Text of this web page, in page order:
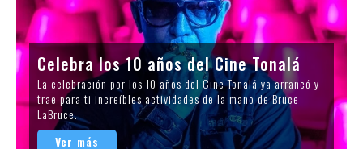
Celebra los 10 años del Cine Tonalá
La celebración por los 10 años del Cine Tonalá ya arrancó y
trae para ti increíbles actividades de la mano de Bruce
LaBruce.
Ver más